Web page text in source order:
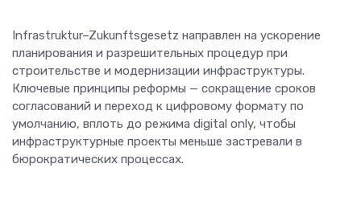
Infrastruktur–Zukunftsgesetz направлен на ускорение
планирования и разрешительных процедур при
строительстве и модернизации инфраструктуры.
Ключевые принципы реформы — сокращение сроков
согласований и переход к цифровому формату по
умолчанию, вплоть до режима digital only, чтобы
инфраструктурные проекты меньше застревали в
бюрократических процессах.